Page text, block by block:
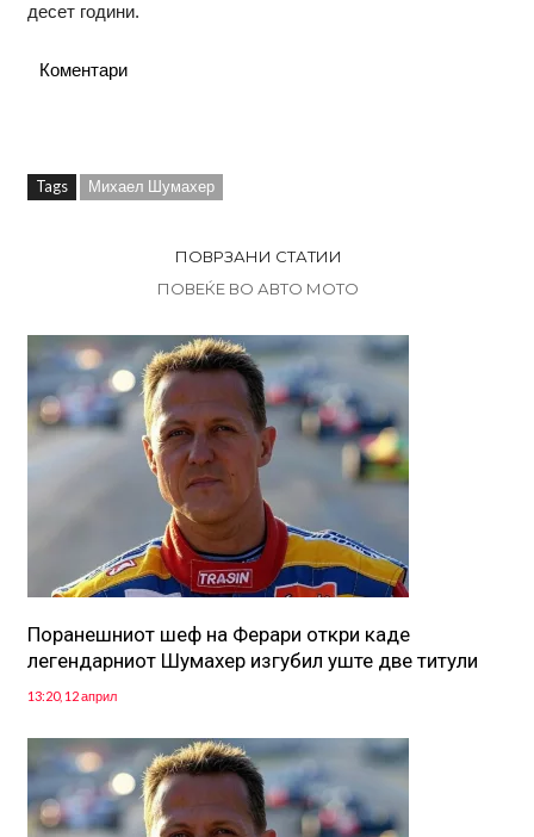
десет години.
Коментари
Tags Михаел Шумахер
ПОВРЗАНИ СТАТИИ
ПОВЕЌЕ ВО АВТО МОТО
Поранешниот шеф на Ферари откри каде
легендарниот Шумахер изгубил уште две титули
13:20, 12 април